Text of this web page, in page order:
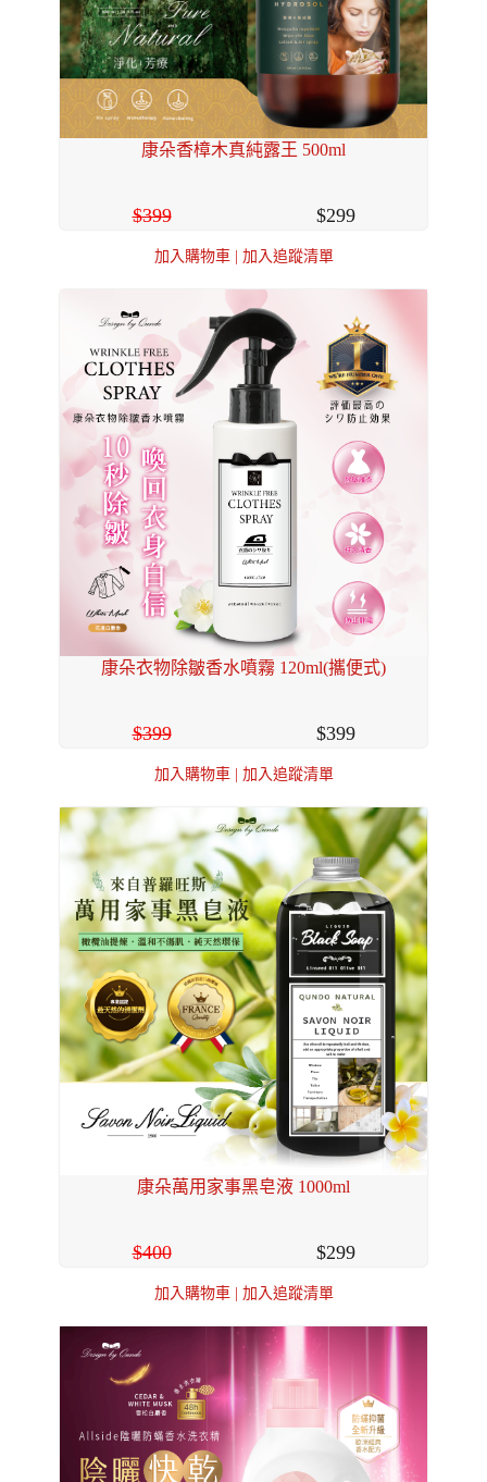
康朵香樟木真純露王 500ml
399 299
加入購物車 | 加入追蹤清單
康朵衣物除皺香水噴霧 120ml(攜便式)
399 399
加入購物車| 加入追蹤清單
康朵萬用家事黑皂液 1000ml
400 299
加入購物車| 加入追蹤清單